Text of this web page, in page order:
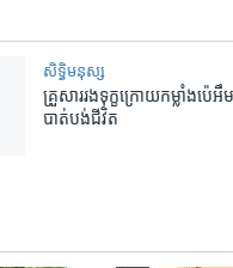
សិទ្ធិ​មនុស្ស
គ្រួសារ​រងទុក្ខ​ក្រោយ​កម្លាំង​ប៉េអឹ
បាត់បង់​ជីវិត